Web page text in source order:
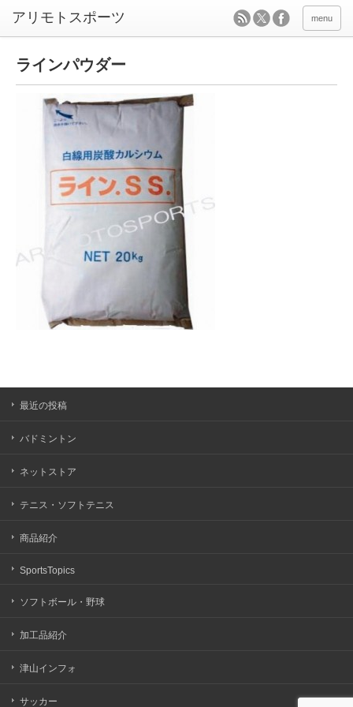
menu
ラインパウダー
最近の投稿
バドミントン
ネットストア
テニス・ソフトテニス
商品紹介
SportsTopics
ソフトボール・野球
加工品紹介
津山インフォ
サッカー